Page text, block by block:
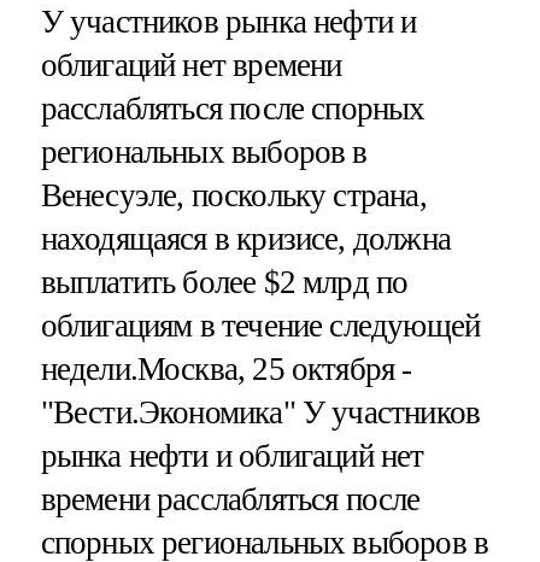
У участников рынка нефти и
облигаций нет времени
расслабляться после спорных
региональных выборов в
Венесуэле, поскольку страна,
находящаяся в кризисе, должна
выплатить более $2 млрд по
облигациям в течение следующей
недели.Москва, 25 октября -
"Вести.Экономика" У участников
рынка нефти и облигаций нет
времени расслабляться после
спорных региональных выборов в